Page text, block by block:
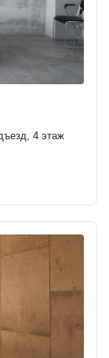
4 этаж